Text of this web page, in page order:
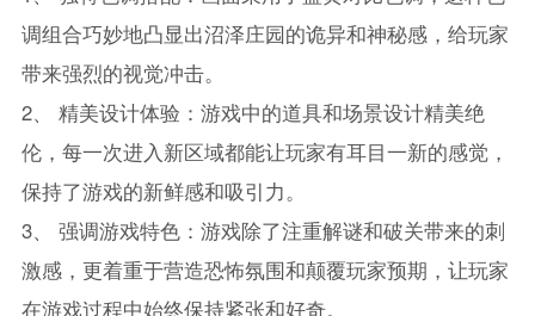
调组合巧妙地凸显出沼泽庄园的诡异和神秘感，给玩家
带来强烈的视觉冲击。
2、 精美设计体验：游戏中的道具和场景设计精美绝
伦，每一次进入新区域都能让玩家有耳目一新的感觉，
保持了游戏的新鲜感和吸引力。
3、 强调游戏特色：游戏除了注重解谜和破关带来的刺
激感，更着重于营造恐怖氛围和颠覆玩家预期，让玩家
在游戏过程中始终保持紧张和好奇。